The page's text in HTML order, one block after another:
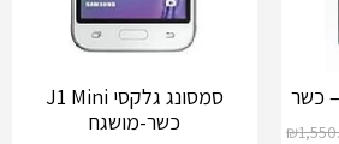
₪
סמסונג גלקסי J1 Mini
כשר-מושגח